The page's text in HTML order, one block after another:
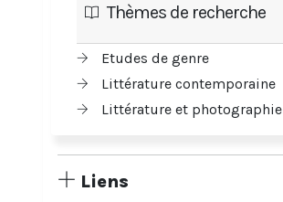
Thèmes de recherche
Etudes de genre
Littérature contemporaine
Littérature et photographie
Liens